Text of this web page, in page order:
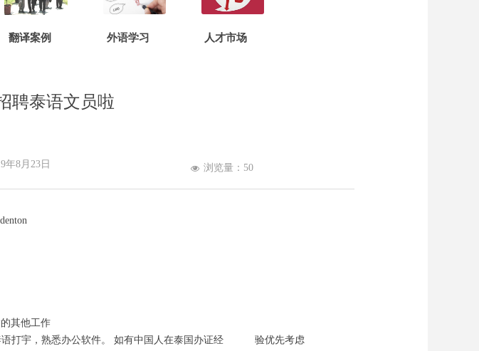
聘泰语文员啦
年8月23日 넶 浏览量： 50
其他工作
语打宇，熟悉办公软件。 如有中国人在泰国办证经 验优先考虑
翻译案例 外语学习 人才市场